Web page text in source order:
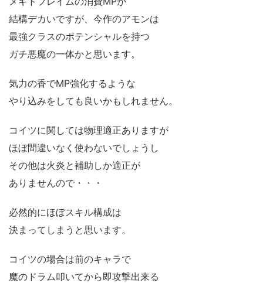
結構デカいですが、今作のアモンは
最強クラスのポテンシャルを持つ
ガチ悪魔の一体かと思います。
気力の香でMP強化するような
やり込みをしても良いかもしれません。
コイツに関しては物理適正ありますが
ほぼ間違いなく使わないでしょうし
その他は火炎と補助しか適正が
ありませんので・・・
必然的にほぼスキル構成は
決まってしまうと思います。
コイツの場合は前のキャラで
魔のドラム叩いてから即攻撃出来る